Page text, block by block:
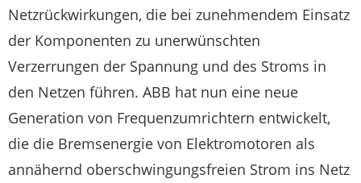
Netzrückwirkungen, die bei zunehmendem Einsatz
der Komponenten zu unerwünschten
Verzerrungen der Spannung und des Stroms in
den Netzen führen. ABB hat nun eine neue
Generation von Frequenzumrichtern entwickelt,
die die Bremsenergie von Elektromotoren als
annähernd oberschwingungsfreien Strom ins Netz